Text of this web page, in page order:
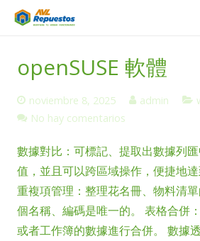
Productos
Servicio Técnico
Nosotros
Contacto
openSUSE 軟體
noviembre 8, 2025 admin
No hay comentarios
數據對比：可標記、提取出數據列
值，並且可以跨區域操作，便捷地達
重複項管理：整理花名冊、物料清
個名稱、編碼是唯一的。 表格合併
或者工作簿的數據進行合併。 數據